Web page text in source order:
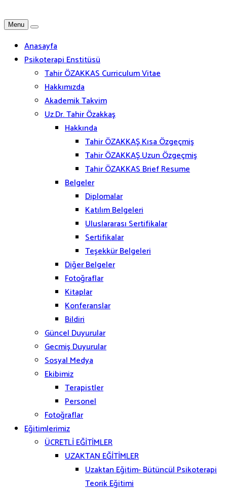
Menu
Anasayfa
Psikoterapi Enstitüsü
Tahir ÖZAKKAS Curriculum Vitae
Hakkımızda
Akademik Takvim
Uz.Dr. Tahir Özakkaş
Hakkında
Tahir ÖZAKKAŞ Kısa Özgeçmiş
Tahir ÖZAKKAŞ Uzun Özgeçmiş
Tahir ÖZAKKAS Brief Resume
Belgeler
Diplomalar
Katılım Belgeleri
Uluslararası Sertifikalar
Sertifikalar
Teşekkür Belgeleri
Diğer Belgeler
Fotoğraflar
Kitaplar
Konferanslar
Bildiri
Güncel Duyurular
Gecmiş Duyurular
Sosyal Medya
Ekibimiz
Terapistler
Personel
Fotoğraflar
Eğitimlerimiz
ÜCRETLİ EĞİTİMLER
UZAKTAN EĞİTİMLER
Uzaktan Eğitim- Bütüncül Psikoterapi
Teorik Eğitimi